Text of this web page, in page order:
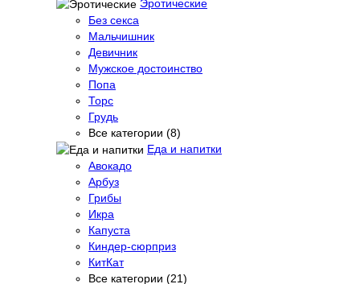
Эротические
Без секса
Мальчишник
Девичник
Мужское достоинство
Попа
Торс
Грудь
Все категории (8)
Еда и напитки
Авокадо
Арбуз
Грибы
Икра
Капуста
Киндер-сюрприз
КитКат
Все категории (21)